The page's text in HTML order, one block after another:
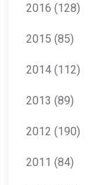
2016 (128)
2015 (85)
2014 (112)
2013 (89)
2012 (190)
2011 (84)